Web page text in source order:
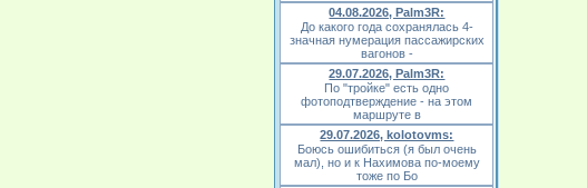
04.08.2026, Palm3R:
До какого года сохранялась 4-
значная нумерация пассажирских
вагонов -
29.07.2026, Palm3R:
По "тройке" есть одно
фотоподтверждение - на этом
маршруте в
29.07.2026, kolotovms:
Боюсь ошибиться (я был очень
мал), но и к Нахимова по-моему
тоже по Бо